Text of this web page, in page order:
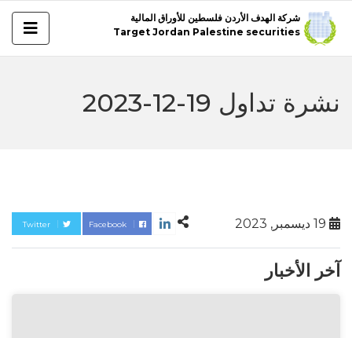
شركة الهدف الأردن فلسطين للأوراق المالية
Target Jordan Palestine securities
نشرة تداول 19-12-2023
Twitter Facebook
آخر الأخبار